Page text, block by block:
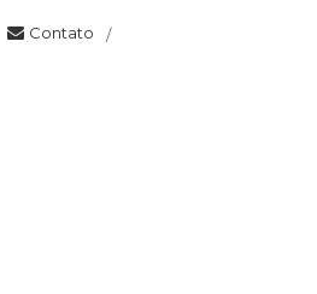
Contato /